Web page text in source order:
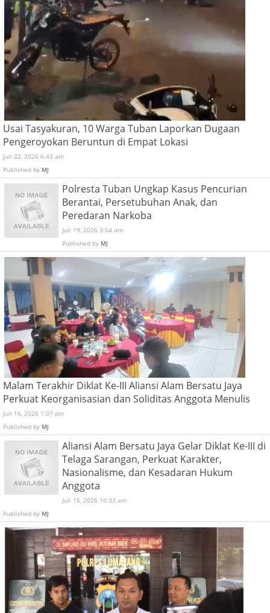
Usai Tasyakuran, 10 Warga Tuban Laporkan Dugaan
Pengeroyokan Beruntun di Empat Lokasi
Juli 22, 2026 6:43 am
Published by MJ
Polresta Tuban Ungkap Kasus Pencurian
Berantai, Persetubuhan Anak, dan
Peredaran Narkoba
Juli 19, 2026 3:54 am
Published by MJ
Malam Terakhir Diklat Ke-III Aliansi Alam Bersatu Jaya
Perkuat Keorganisasian dan Soliditas Anggota Menulis
Juli 16, 2026 1:07 pm
Published by MJ
Aliansi Alam Bersatu Jaya Gelar Diklat Ke-III di
Telaga Sarangan, Perkuat Karakter,
Nasionalisme, dan Kesadaran Hukum
Anggota
Juli 15, 2026 10:33 am
Published by MJ